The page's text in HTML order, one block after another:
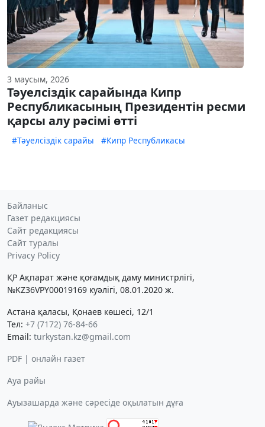
3 маусым, 2026
Тәуелсіздік сарайында Кипр
Республикасының Президентін ресми
қарсы алу рәсімі өтті
#Тәуелсіздік сарайы #Кипр Республикасы
Байланыс
Газет редакциясы
Сайт редакциясы
Сайт туралы
Privacy Policy
ҚР Ақпарат және қоғамдық даму министрлігі,
№KZ36VPY00019169 куәлігі, 08.01.2020 ж.
Астана қаласы, Қонаев көшесі, 12/1
Тел: +7 (7172) 76-84-66
Email: turkystan.kz@gmail.com
PDF | онлайн газет
Ауа райы
Ауызашарда және сәресіде оқылатын дұға